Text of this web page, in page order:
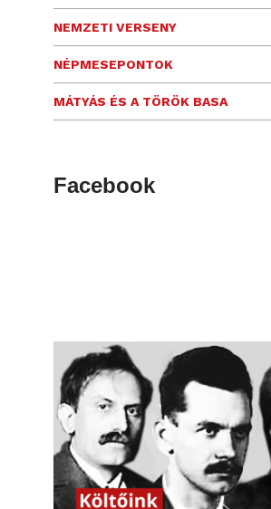
NEMZETI VERSENY
NÉPMESEPONTOK
MÁTYÁS ÉS A TÖRÖK BASA
Facebook